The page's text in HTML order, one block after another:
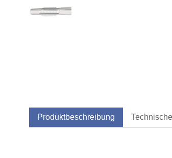
Produktbeschreibung